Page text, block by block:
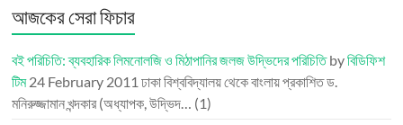
আজকের সেরা ফিচার
বই পরিচিতি: ব্যবহারিক লিমনোলজি ও মিঠাপানির জলজ উদ্ভিদের পরিচিতিbyবিডিফিশ
টিম24 February 2011 ঢাকা বিশ্ববিদ্যালয় থেকে বাংলায় প্রকাশিত ড.
মনিরুজ্জামান খন্দকার (অধ্যাপক, উদ্ভিদ… (1)